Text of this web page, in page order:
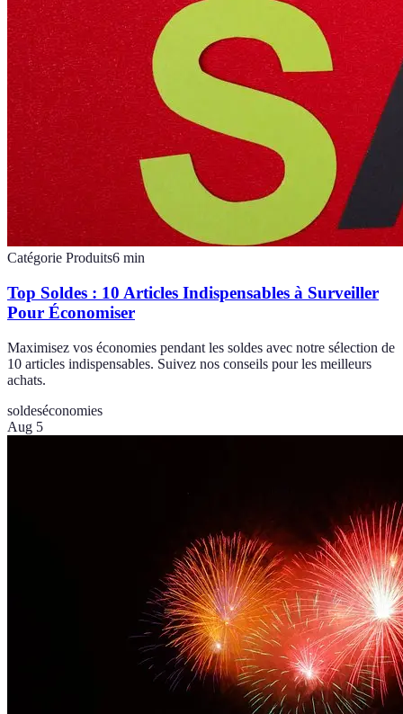
Catégorie Produits6 min
Top Soldes : 10 Articles Indispensables à Surveiller
Pour Économiser
Maximisez vos économies pendant les soldes avec notre sélection de
10 articles indispensables. Suivez nos conseils pour les meilleurs
achats.
soldeséconomies
Aug 5